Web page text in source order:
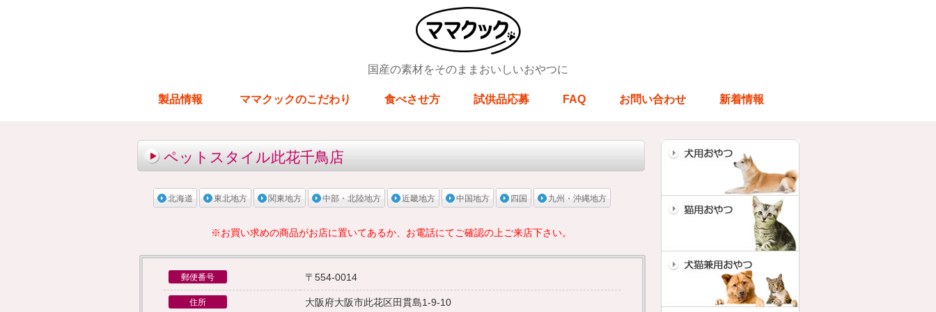
国産の素材をそのままおいしいおやつに
製品情報 ママクックのこだわり 食べさせ方 試供品応募 FAQ お問い合わせ 新着情報
ペットスタイル此花千鳥店
北海道 東北地方 関東地方 中部・北陸地方 近畿地方 中国地方 四国 九州・沖縄地方
※お買い求めの商品がお店に置いてあるか、お電話にてご確認の上ご来店下さい。
郵便番号 〒554-0014
住所 大阪府大阪市此花区田貫島1-9-10